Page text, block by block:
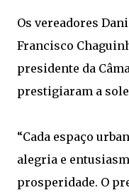
Os vereadores
Francisco
presidente da
prestigiaram a
“Cada espaço
alegria e
prosperidade. O